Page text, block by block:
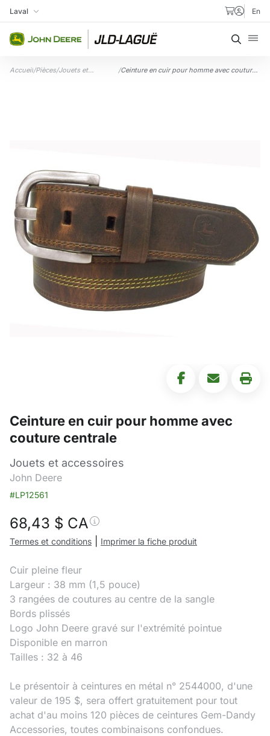
Aller au contenu
Ma succursale
Laval En
Accueil/Pièces/Jouets et
/Ceinture en cuir pour homme avec couture
Ceinture en cuir pour homme avec
couture centrale
Jouets et accessoires
John Deere
#LP12561
68,43 $ CA
Termes et conditions Imprimer la fiche produit
Cuir pleine fleur
Largeur : 38 mm (1,5 pouce)
3 rangées de coutures au centre de la sangle
Bords plissés
Logo John Deere gravé sur l'extrémité pointue
Disponible en marron
Tailles : 32 à 46
Le présentoir à ceintures en métal n° 2544000, d'une
valeur de 195 $, sera offert gratuitement pour tout
achat d'au moins 120 pièces de ceintures Gem-Dandy
Accessories, toutes combinaisons confondues.